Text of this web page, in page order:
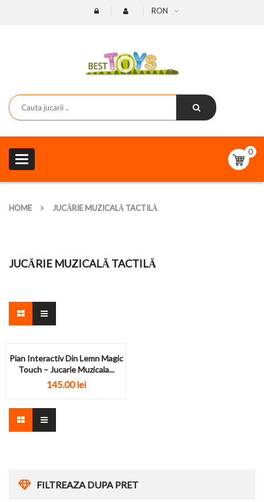
RON
Toggle
navigation
0
HOME JUCĂRIE MUZICALĂ TACTILĂ
FILTREAZA DUPA PRET
JUCĂRIE MUZICALĂ TACTILĂ
Pian Interactiv Din Lemn Magic
Touch – Jucarie Muzicala...
145.00lei